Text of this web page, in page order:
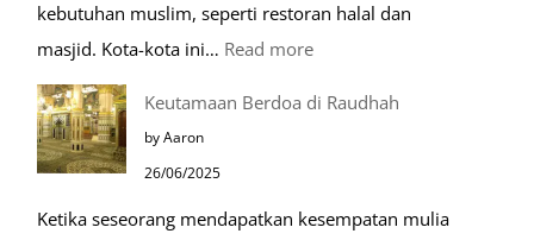
kebutuhan muslim, seperti restoran halal dan
masjid. Kota-kota ini… Read more:
di
Keutamaan Berdoa di Raudhah
by Aaron
26/06/2025
Ketika seseorang mendapatkan kesempatan mulia